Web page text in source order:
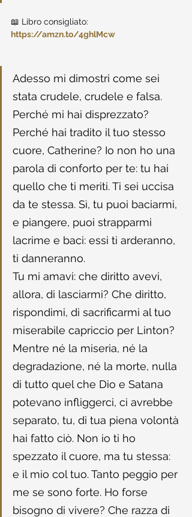
📖 Libro consigliato:
https://amzn.to/4ghlMcw
Adesso mi dimostri come sei
stata crudele, crudele e falsa.
Perché mi hai disprezzato?
Perché hai tradito il tuo stesso
cuore, Catherine? Io non ho una
parola di conforto per te: tu hai
quello che ti meriti. Ti sei uccisa
da te stessa. Sì, tu puoi baciarmi,
e piangere, puoi strapparmi
lacrime e baci: essi ti arderanno,
ti danneranno.
Tu mi amavi: che diritto avevi,
allora, di lasciarmi? Che diritto,
rispondimi, di sacrificarmi al tuo
miserabile capriccio per Linton?
Mentre né la miseria, né la
degradazione, né la morte, nulla
di tutto quel che Dio e Satana
potevano infliggerci, ci avrebbe
separato, tu, di tua piena volontà
hai fatto ciò. Non io ti ho
spezzato il cuore, ma tu stessa:
e il mio col tuo. Tanto peggio per
me se sono forte. Ho forse
bisogno di vivere? Che razza di